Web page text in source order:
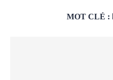
MOT CLÉ :